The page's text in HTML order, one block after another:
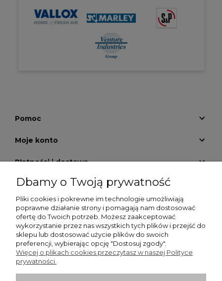
Pomoc
Moje konto
Płatności i dostawa
Informacje
O nas
GALERIA KRATEK
Dbamy o Twoją prywatność
Pliki cookies i pokrewne im technologie umożliwiają
poprawne działanie strony i pomagają nam dostosować
ofertę do Twoich potrzeb. Możesz zaakceptować
wykorzystanie przez nas wszystkich tych plików i przejść do
sklepu lub dostosować użycie plików do swoich
preferencji, wybierając opcję "Dostosuj zgody".
Więcej o plikach cookies przeczytasz w naszej Polityce
prywatności.